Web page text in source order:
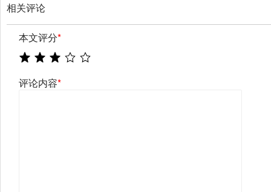
相关评论
本文评分*
评论内容*